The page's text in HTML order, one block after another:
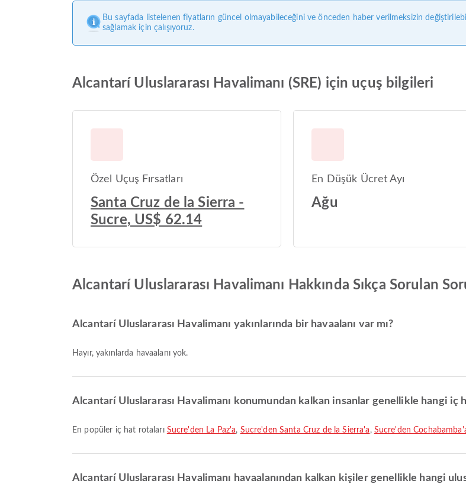
Bu sayfada listelenen fiyatların güncel olmayabileceğini ve önceden haber verilmeksizin
sağlamak için çalışıyoruz.
Alcantarí Uluslararası Havalimanı (SRE) için uçuş bilgileri
Özel Uçuş Fırsatları
Santa Cruz de la Sierra -
Sucre, US$ 62.14
En Düşük Ücret Ayı
Ağu
Alcantarí Uluslararası Havalimanı Hakkında Sıkça Sorulan
Alcantarí Uluslararası Havalimanı yakınlarında bir havaalanı var mı?
Hayır, yakınlarda havaalanı yok.
Alcantarí Uluslararası Havalimanı konumundan kalkan insanlar genellikle hangi iç
En popüler iç hat rotaları Sucre'den La Paz'a, Sucre'den Santa Cruz de la Sierra'a , Sucre'den
Alcantarí Uluslararası Havalimanı havaalanından kalkan kişiler genellikle hangi